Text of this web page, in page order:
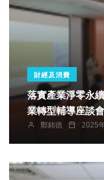
財經及消費
落實產業淨零永續發展 提升競爭力 新
業轉型輔導座談會
鄭銘德 2025